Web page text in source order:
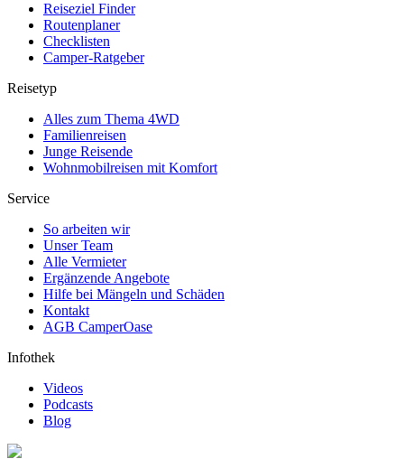
Reiseziel Finder
Routenplaner
Checklisten
Camper-Ratgeber
Reisetyp
Alles zum Thema 4WD
Familienreisen
Junge Reisende
Wohnmobilreisen mit Komfort
Service
So arbeiten wir
Unser Team
Alle Vermieter
Ergänzende Angebote
Hilfe bei Mängeln und Schäden
Kontakt
AGB CamperOase
Infothek
Videos
Podcasts
Blog